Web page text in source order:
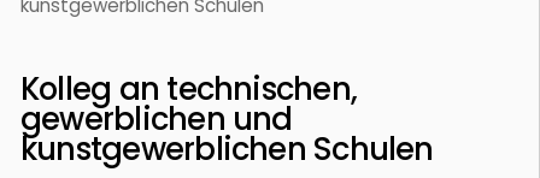
Kolleg an technischen,
gewerblichen und
kunstgewerblichen Schulen